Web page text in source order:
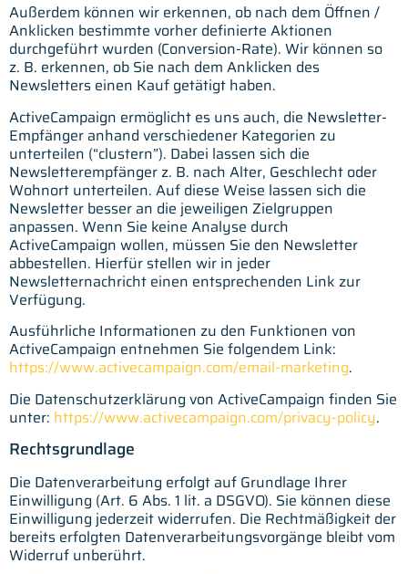
Außerdem können wir erkennen, ob nach dem Öffnen /
Anklicken bestimmte vorher definierte Aktionen
durchgeführt wurden (Conversion-Rate). Wir können so
z. B. erkennen, ob Sie nach dem Anklicken des
Newsletters einen Kauf getätigt haben.
ActiveCampaign ermöglicht es uns auch, die Newsletter-
Empfänger anhand verschiedener Kategorien zu
unterteilen (“clustern”). Dabei lassen sich die
Newsletterempfänger z. B. nach Alter, Geschlecht oder
Wohnort unterteilen. Auf diese Weise lassen sich die
Newsletter besser an die jeweiligen Zielgruppen
anpassen. Wenn Sie keine Analyse durch
ActiveCampaign wollen, müssen Sie den Newsletter
abbestellen. Hierfür stellen wir in jeder
Newsletternachricht einen entsprechenden Link zur
Verfügung.
Ausführliche Informationen zu den Funktionen von
ActiveCampaign entnehmen Sie folgendem Link:
https://www.activecampaign.com/email-marketing.
Die Datenschutzerklärung von ActiveCampaign finden Sie
unter: https://www.activecampaign.com/privacy-policy.
Rechtsgrundlage
Die Datenverarbeitung erfolgt auf Grundlage Ihrer
Einwilligung (Art. 6 Abs. 1 lit. a DSGVO). Sie können diese
Einwilligung jederzeit widerrufen. Die Rechtmäßigkeit der
bereits erfolgten Datenverarbeitungsvorgänge bleibt vom
Widerruf unberührt.